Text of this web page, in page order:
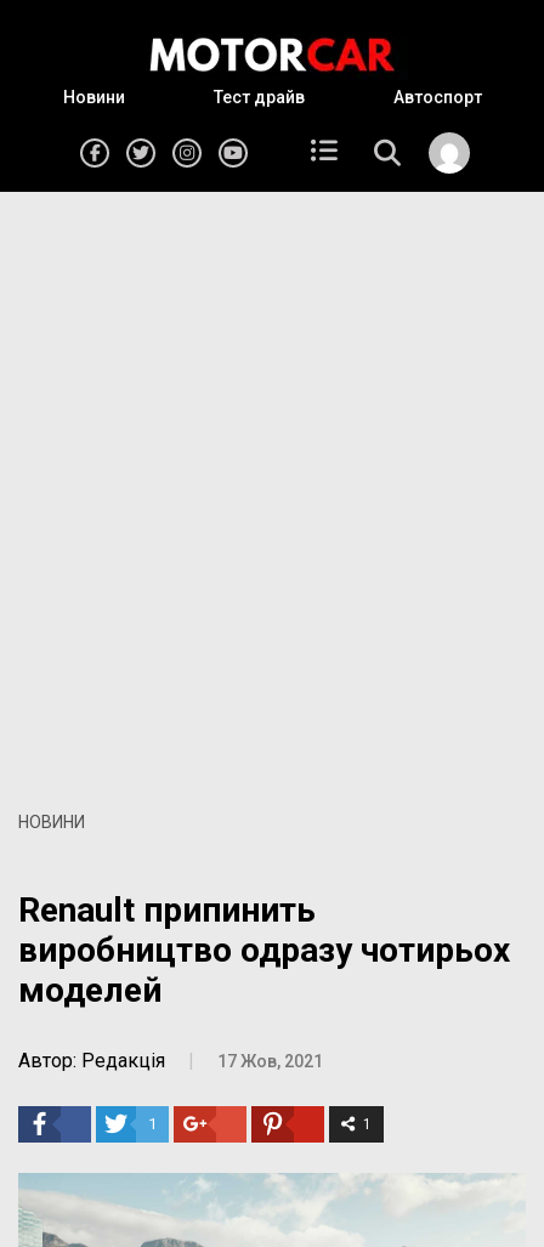
Новини Тест драйв Автоспорт
НОВИНИ
Renault припинить
виробництво одразу чотирьох
моделей
Автор: Редакція | 17 Жов, 2021
1 1